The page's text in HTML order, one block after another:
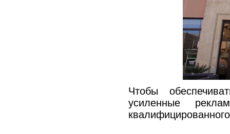
Чтобы
усиленные